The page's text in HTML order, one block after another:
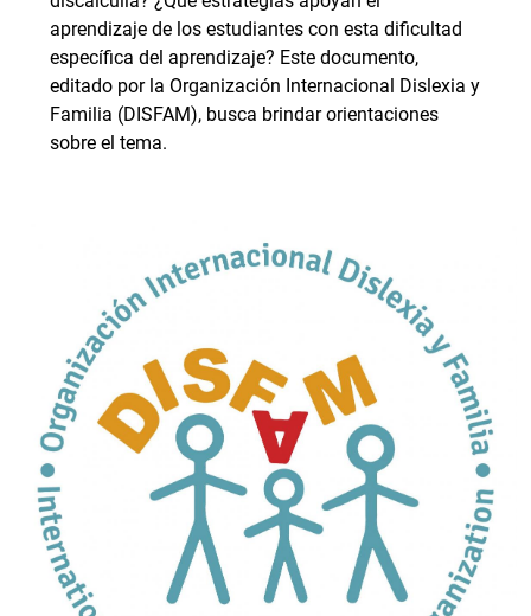
aprendizaje de los estudiantes con esta dificultad
específica del aprendizaje? Este documento,
editado por la Organización Internacional Dislexia y
Familia (DISFAM), busca brindar orientaciones
sobre el tema.